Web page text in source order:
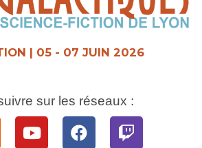
| 05 - 07 JUIN 2026
sur les réseaux :
YoutubeFacebookTwitch